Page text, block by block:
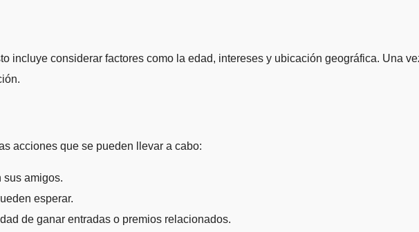
incluye considerar factores como la edad, intereses y ubicación geográfica. Una
acciones que se pueden llevar a cabo:
sus amigos.
esperar.
de ganar entradas o premios relacionados.